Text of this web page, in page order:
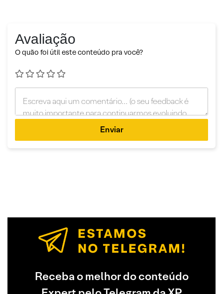
Avaliação
O quão foi útil este conteúdo pra você?
Enviar
Receba o melhor do conteúdo